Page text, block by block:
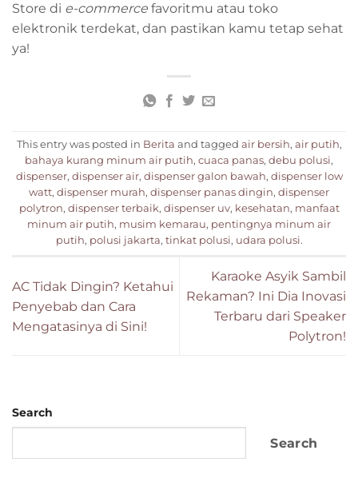
Store di e-commerce favoritmu atau toko
elektronik terdekat, dan pastikan kamu tetap sehat
ya!
This entry was posted in Berita and tagged air bersih, air putih,
bahaya kurang minum air putih, cuaca panas, debu polusi,
dispenser, dispenser air, dispenser galon bawah, dispenser low
watt, dispenser murah, dispenser panas dingin, dispenser
polytron, dispenser terbaik, dispenser uv, kesehatan, manfaat
minum air putih, musim kemarau, pentingnya minum air
putih, polusi jakarta, tinkat polusi, udara polusi.
AC Tidak Dingin? Ketahui
Penyebab dan Cara
Mengatasinya di Sini!
Karaoke Asyik Sambil
Rekaman? Ini Dia Inovasi
Terbaru dari Speaker
Polytron!
Search
Search